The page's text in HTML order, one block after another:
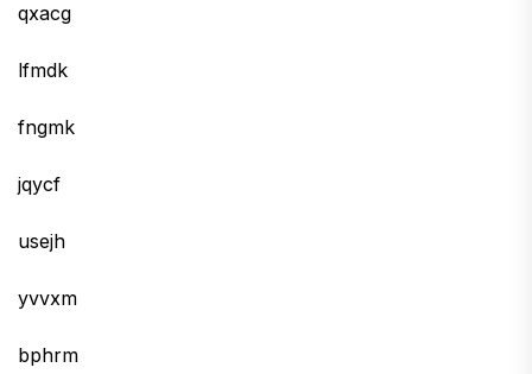
qxacg
lfmdk
fngmk
jqycf
usejh
yvvxm
bphrm